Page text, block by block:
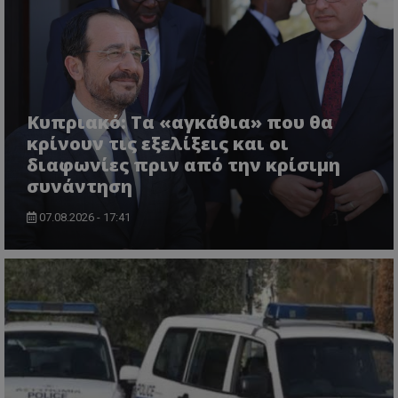
Κυπριακό: Τα «αγκάθια» που θα
κρίνουν τις εξελίξεις και οι
διαφωνίες πριν από την κρίσιμη
συνάντηση
07.08.2026 - 17:41
.youtube.com